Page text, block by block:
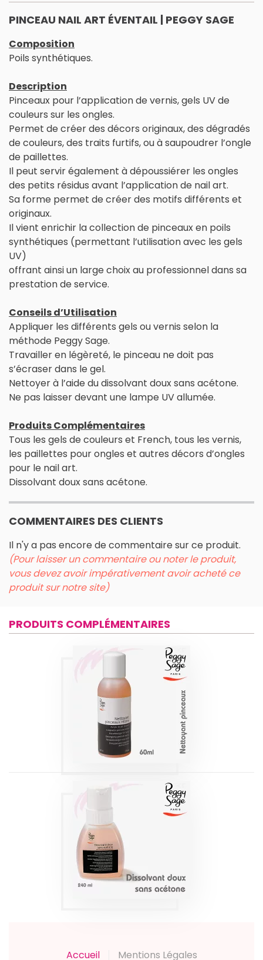
PINCEAU NAIL ART ÉVENTAIL | PEGGY SAGE
Composition
Poils synthétiques.
Description
Pinceaux pour l’application de vernis, gels UV de
couleurs sur les ongles.
Permet de créer des décors originaux, des dégradés
de couleurs, des traits furtifs, ou à saupoudrer l’ongle
de paillettes.
Il peut servir également à dépoussiérer les ongles
des petits résidus avant l’application de nail art.
Sa forme permet de créer des motifs différents et
originaux.
Il vient enrichir la collection de pinceaux en poils
synthétiques (permettant l’utilisation avec les gels
UV)
offrant ainsi un large choix au professionnel dans sa
prestation de service.
Conseils d’Utilisation
Appliquer les différents gels ou vernis selon la
méthode Peggy Sage.
Travailler en légèreté, le pinceau ne doit pas
s’écraser dans le gel.
Nettoyer à l’aide du dissolvant doux sans acétone.
Ne pas laisser devant une lampe UV allumée.
Produits Complémentaires
Tous les gels de couleurs et French, tous les vernis,
les paillettes pour ongles et autres décors d’ongles
pour le nail art.
Dissolvant doux sans acétone.
COMMENTAIRES DES CLIENTS
Il n'y a pas encore de commentaire sur ce produit.
(Pour laisser un commentaire ou noter le produit,
vous devez avoir impérativement avoir acheté ce
produit sur notre site)
PRODUITS COMPLÉMENTAIRES
NETTOYANT
PINCEAUX RÉSINE
60ML PEGGY
SAGE
Produits
DISSOLVANT
DOUX SANS
ACETONE 240ML
PEGGY SAGE
Produits
Accueil Mentions Légales